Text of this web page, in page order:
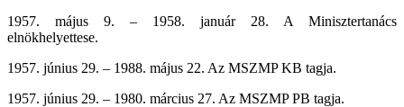
1957. május 9. – 1958. január 28. A Minisztertanács
elnökhelyettese.
1957. június 29. – 1988. május 22. Az MSZMP KB tagja.
1957. június 29. – 1980. március 27. Az MSZMP PB tagja.